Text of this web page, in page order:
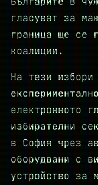
гласуват за
граница ще се
коалиции.
На тези
електронното
избирателни
в София чрез
оборудвани с
устройство за